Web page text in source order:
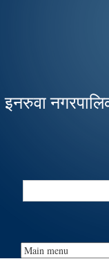
इनरुवा
Search